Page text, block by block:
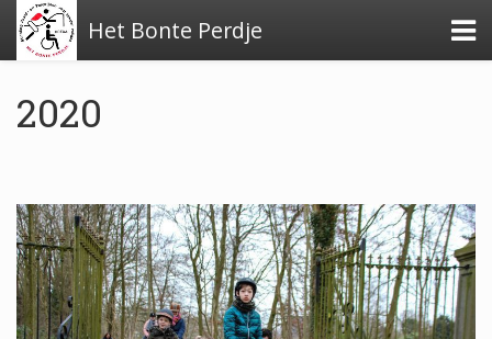
Het Bonte Perdje
Over de stichting
Financiële stukken
2020